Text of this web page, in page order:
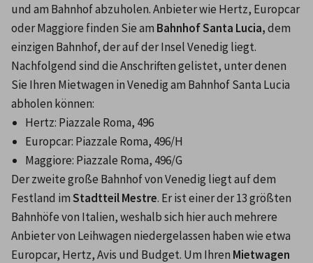
und am Bahnhof abzuholen. Anbieter wie Hertz, Europcar
oder Maggiore finden Sie am Bahnhof Santa Lucia, dem
einzigen Bahnhof, der auf der Insel Venedig liegt.
Nachfolgend sind die Anschriften gelistet, unter denen
Sie Ihren Mietwagen in Venedig am Bahnhof Santa Lucia
abholen können:
Hertz: Piazzale Roma, 496
Europcar: Piazzale Roma, 496/H
Maggiore: Piazzale Roma, 496/G
Der zweite große Bahnhof von Venedig liegt auf dem
Festland im Stadtteil Mestre. Er ist einer der 13 größten
Bahnhöfe von Italien, weshalb sich hier auch mehrere
Anbieter von Leihwagen niedergelassen haben wie etwa
Europcar, Hertz, Avis und Budget. Um Ihren Mietwagen